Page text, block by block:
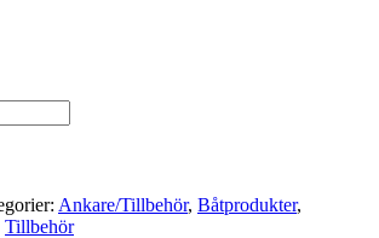
Ankare/Tillbehör, Båtprodukter,
Tillbehör